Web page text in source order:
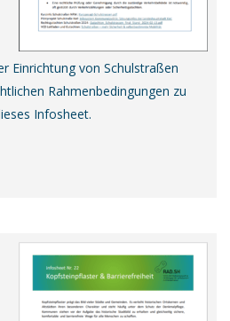
Einrichtung von Schulstraßen
Rahmenbedingungen zu
Infosheet.